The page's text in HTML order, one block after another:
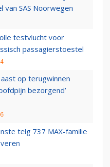
van SAS Noorwegen
testvlucht voor
passagierstoestel
op terugwinnen
bezorgend’
telg 737 MAX-familie